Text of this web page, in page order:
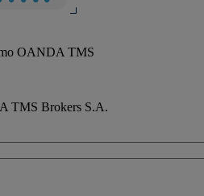
OANDA TMS
TMS Brokers S.A.